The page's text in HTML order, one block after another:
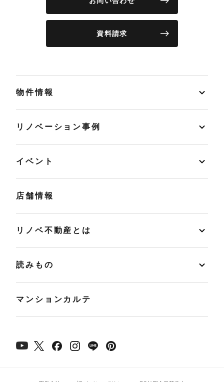
資料請求
物件情報
リノベーション事例
イベント
店舗情報
リノベ不動産とは
読みもの
マンションカルテ